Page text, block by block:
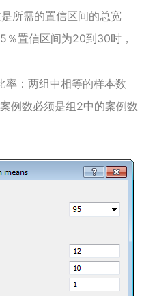
所需的置信区间的总宽
％置信区间为20到30时，
率：两组中相等的样本数
例数必须是组2中的案例数